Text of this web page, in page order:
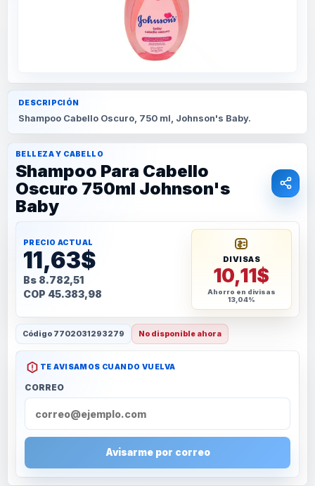
DESCRIPCIÓN
Shampoo Cabello Oscuro, 750 ml, Johnson's Baby.
BELLEZA Y CABELLO
Shampoo Para Cabello
Oscuro 750ml Johnson's
Baby
PRECIO ACTUAL
11,63$
Bs 8.782,51
COP 45.383,98
DIVISAS
10,11$
Ahorro en divisas
13,04%
Código 7702031293279 No disponible ahora
TE AVISAMOS CUANDO VUELVA
CORREO
Avisarme por correo